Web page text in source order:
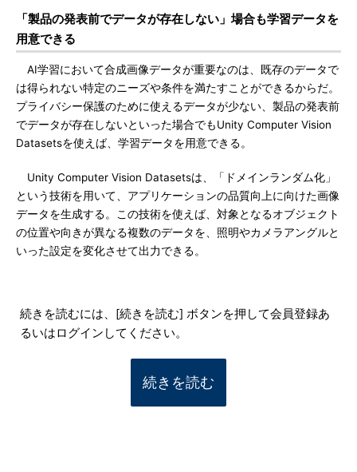
「製品の発表前でデータが存在しない」場合も学習データを
用意できる
AI学習において合成画像データが重要なのは、既存のデータで
は得られない特定のニーズや条件を満たすことができるからだ。
プライバシー保護のために使えるデータが少ない、製品の発表前
でデータが存在しないといった場合でもUnity Computer Vision
Datasetsを使えば、学習データを用意できる。
Unity Computer Vision Datasetsは、「ドメインランダム化」
という技術を用いて、アプリケーションの品質向上に向けた画像
データを生成する。この技術を使えば、対象となるオブジェクト
の位置や向きが異なる複数のデータを、照明やカメラアングルと
いった設定を変化させて出力できる。
続きを読むには、[続きを読む] ボタンを押して会員登録あ
るいはログインしてください。
続きを読む